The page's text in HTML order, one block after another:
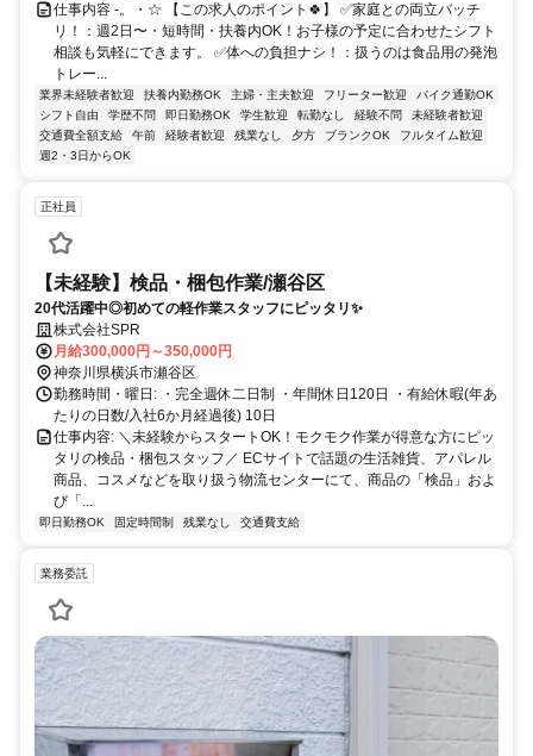
仕事内容 -。・☆ 【この求人のポイント🍀】 ✅家庭との両立バッチ
リ！：週2日〜・短時間・扶養内OK！お子様の予定に合わせたシフト
相談も気軽にできます。 ✅体への負担ナシ！：扱うのは食品用の発泡
トレー...
業界未経験者歓迎 扶養内勤務OK 主婦・主夫歓迎 フリーター歓迎
バイク通勤OK
シフト自由
学歴不問 即日勤務OK 学生歓迎 転勤なし 経験不問
未経験者歓迎
交通費全額支給
午前 経験者歓迎 残業なし 夕方 ブランクOK
フルタイム歓迎
週2・3日からOK
正社員
【未経験】検品・梱包作業/瀬谷区
20代活躍中◎初めての軽作業スタッフにピッタリ✨
株式会社SPR
月給300,000円～350,000円
神奈川県横浜市瀬谷区
勤務時間・曜日: ・完全週休二日制 ・年間休日120日 ・有給休暇(年あ
たりの日数/入社6か月経過後) 10日
仕事内容: ＼未経験からスタートOK！モクモク作業が得意な方にピッ
タリの検品・梱包スタッフ／ ECサイトで話題の生活雑貨、アパレル
商品、コスメなどを取り扱う物流センターにて、商品の「検品」およ
び「...
即日勤務OK 固定時間制 残業なし 交通費支給
業務委託